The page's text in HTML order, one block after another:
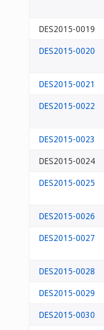
DES2015-0019
DES2015-0020
DES2015-0021
DES2015-0022
DES2015-0023
DES2015-0024
DES2015-0025
DES2015-0026
DES2015-0027
DES2015-0028
DES2015-0029
DES2015-0030